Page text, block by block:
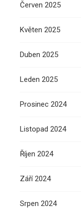
Červen 2025
Květen 2025
Duben 2025
Leden 2025
Prosinec 2024
Listopad 2024
Říjen 2024
Září 2024
Srpen 2024